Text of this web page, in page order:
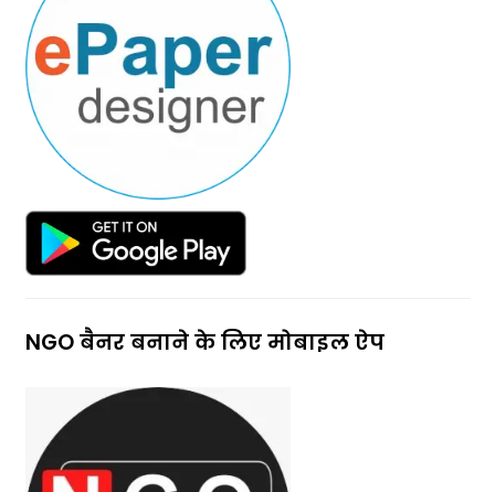
NGO बैनर बनाने के लिए मोबाइल ऐप